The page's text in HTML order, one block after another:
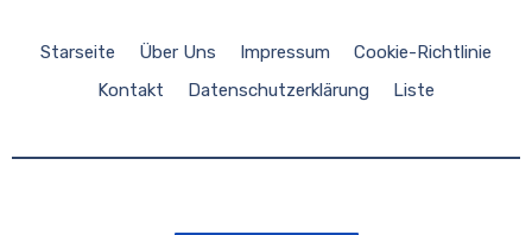
Starseite Über Uns Impressum
Cookie-Richtlinie
Kontakt
Datenschutzerklärung Liste